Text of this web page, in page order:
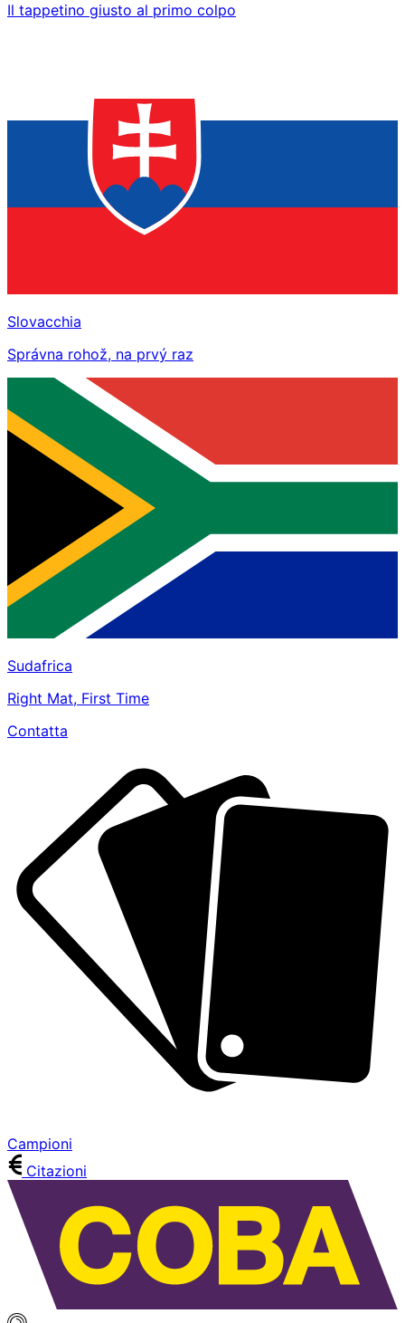
Il tappetino giusto al primo colpo
Slovacchia
Správna rohož, na prvý raz
Sudafrica
Right Mat, First Time
Contatta
Campioni
Citazioni